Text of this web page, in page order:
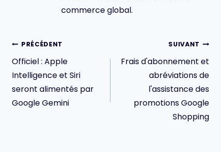
commerce global.
Navigation
de
l’article
PRÉCÉDENT
Officiel : Apple
Intelligence et Siri
seront alimentés par
Google Gemini
SUIVANT
Frais d'abonnement et
abréviations de
l'assistance des
promotions Google
Shopping